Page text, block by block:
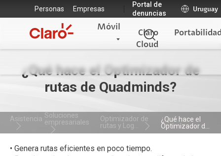
Personas Empresas
Portal de
denuncias
Uruguay
Móvil
Claro
Cloud
¿Qué hace el Optimizador de
rutas de Quadminds?
Asistencia Soluciones
empresariales
Optimizador de
rutas y Log...
¿Qué hace el
Optimizador d...
• Genera rutas eficientes en poco tiempo.